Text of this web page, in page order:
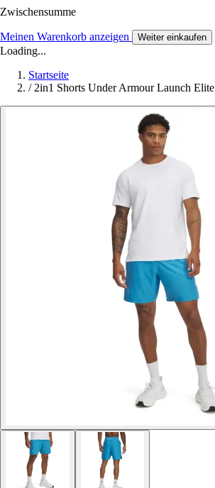
Zwischensumme
Meinen Warenkorb anzeigen Weiter einkaufen
Loading...
Startseite
/ 2in1 Shorts Under Armour Launch Elite